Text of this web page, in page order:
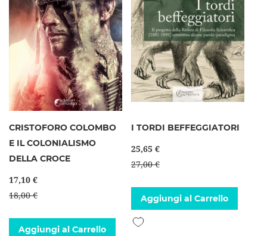
CRISTOFORO COLOMBO
E IL COLONIALISMO
DELLA CROCE
17,10 €
18,00 €
Aggiungi al Carrello
I TORDI BEFFEGGIATORI
25,65 €
27,00 €
Aggiungi al Carrello
Aggiungi alla lista desideri